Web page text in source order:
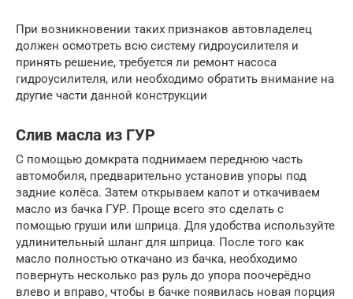
При возникновении таких признаков автовладелец
должен осмотреть всю систему гидроусилителя и
принять решение, требуется ли ремонт насоса
гидроусилителя, или необходимо обратить внимание на
другие части данной конструкции
Слив масла из ГУР
С помощью домкрата поднимаем переднюю часть
автомобиля, предварительно установив упоры под
задние колёса. Затем открываем капот и откачиваем
масло из бачка ГУР. Проще всего это сделать с
помощью груши или шприца. Для удобства используйте
удлинительный шланг для шприца. После того как
масло полностью откачано из бачка, необходимо
повернуть несколько раз руль до упора поочерёдно
влево и вправо, чтобы в бачке появилась новая порция